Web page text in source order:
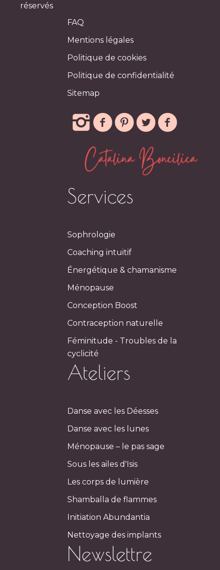
FAQ
Mentions légales
Politique de cookies
Politique de confidentialité
Sitemap
Services
Sophrologie
Coaching intuitif
Énergétique & chamanisme
Ménopause
Conception Boost
Contraception naturelle
Féminitude - Troubles de la
cyclicité
Ateliers
Danse avec les Déesses
Danse avec les lunes
Ménopause – le pas sage
Sous les ailes d'Isis
Les corps de lumière
Shamballa de flammes
Initiation Abundantia
Nettoyage des implants
Newslettre
réservés